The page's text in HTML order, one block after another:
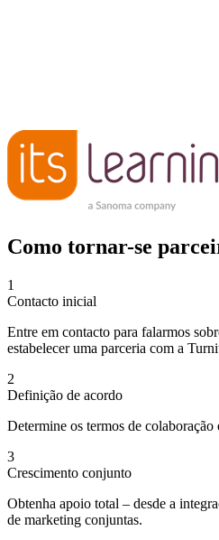
Como tornar-se
1
Contacto inicial
Entre em contacto para falarmos
estabelecer uma parceria com a
2
Definição de acordo
Determine os termos de colaboração
3
Crescimento conjunto
Obtenha apoio total – desde a
de marketing conjuntas.